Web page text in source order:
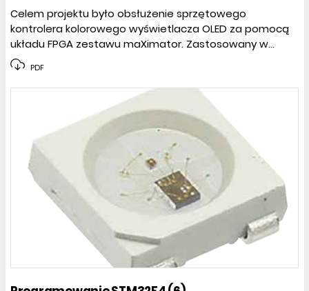
Celem projektu było obsłużenie sprzętowego
kontrolera kolorowego wyświetlacza OLED za pomocą
układu FPGA zestawu maXimator. Zastosowany w...
PDF